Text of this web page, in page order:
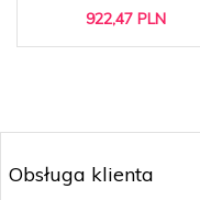
922,47 PLN
Obsługa klienta